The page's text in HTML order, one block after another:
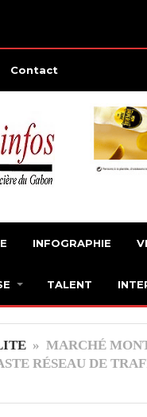
Contact
INFOGRAPHIE
TALENT
» MARCHÉ
RÉSEAU DE